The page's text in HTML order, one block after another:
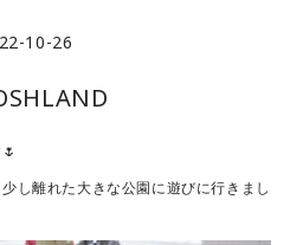
10-26
し離れた大きな公園に遊びに行きまし